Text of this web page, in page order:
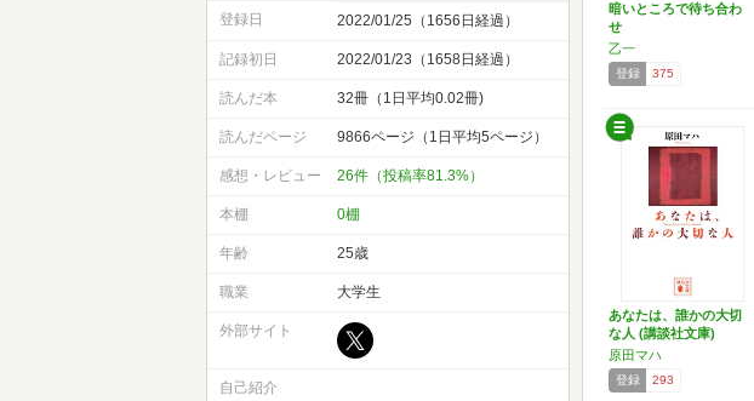
暗いところで待ち合わ
せ
乙一
登録 375
あなたは、誰かの大切
な人 (講談社文庫)
原田マハ
登録 293
登録日 2022/01/25（1656日経過）
記録初日 2022/01/23（1658日経過）
読んだ本 32冊（1日平均0.02冊)
読んだページ 9866ページ（1日平均5ページ）
感想・レビュー 26件（投稿率81.3%）
本棚 0棚
年齢 25歳
職業 大学生
外部サイト
自己紹介